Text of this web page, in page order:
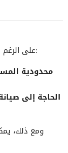
على الرغم من المميزات العديدة، هناك بعض التحديات مثل:
محدودية
الحاجة إلى
ومع ذلك،